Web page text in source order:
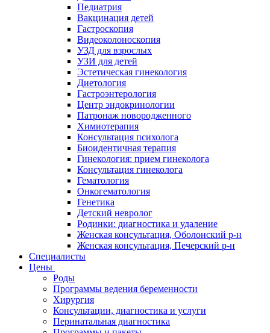
Педиатрия
Вакцинация детей
Гастроскопия
Видеоколоноскопия
УЗД для взрослых
УЗИ для детей
Эстетическая гинекология
Диетология
Гастроэнтерология
Центр эндокринологии
Патронаж новородженного
Химиотерапия
Консультация психолога
Биоидентичная терапия
Гинекология: прием гинеколога
Консультация гинеколога
Гематология
Онкогематология
Генетика
Детский невролог
Родинки: диагностика и удаление
Женская консультация, Оболонский р-н
Женская консультация, Печерский р-н
Специалисты
Цены
Роды
Программы ведения беременности
Хирургия
Консультации, диагностика и услуги
Перинатальная диагностика